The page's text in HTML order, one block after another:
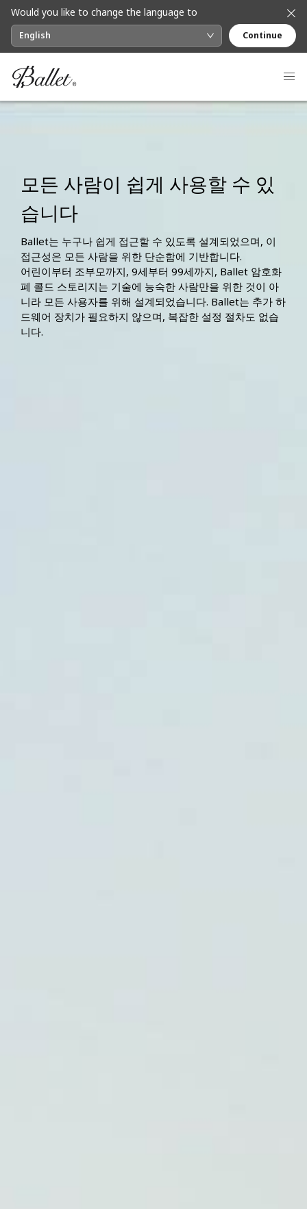
Would you like to change the language to
English Continue
모든 사람이 쉽게 사용할 수 있
습니다
Ballet는 누구나 쉽게 접근할 수 있도록 설계되었으며, 이
접근성은 모든 사람을 위한 단순함에 기반합니다.
어린이부터 조부모까지, 9세부터 99세까지, Ballet 암호화
폐 콜드 스토리지는 기술에 능숙한 사람만을 위한 것이 아
니라 모든 사용자를 위해 설계되었습니다. Ballet는 추가 하
드웨어 장치가 필요하지 않으며, 복잡한 설정 절차도 없습
니다.